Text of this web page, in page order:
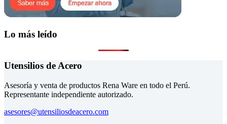
Lo más leído
Utensilios de Acero
Asesoría y venta de productos Rena Ware en todo el Perú.
Representante independiente autorizado.
asesores@utensiliosdeacero.com